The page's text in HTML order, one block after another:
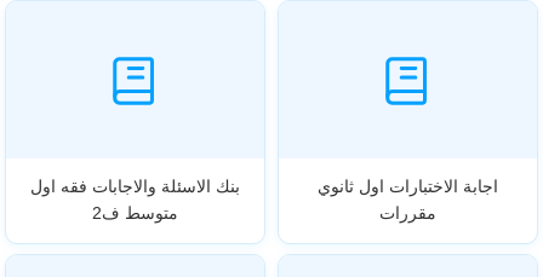
اجابة الاختبارات اول ثانوي
مقررات
بنك الاسئلة والاجابات فقه اول
متوسط ف2